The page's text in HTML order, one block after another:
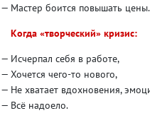
Мастер боится повышать цены.
Когда «творческий» кризис:
Исчерпал себя в работе,
Хочется чего-то нового,
Не хватает вдохновения,
Всё надоело.